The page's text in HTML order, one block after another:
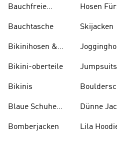
Bauchfreie
Bauchtasche
Bikinihosen &
Bikini-oberteile
Bikinis
Blaue Schuhe
Bomberjacken
Hosen
Skijacken
Dünne
Lila